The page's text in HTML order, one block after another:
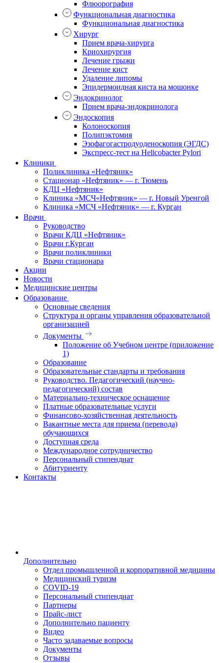
Флюорография
Функциональная диагностика
Функциональная диагностика
Хирург
Прием врача-хирурга
Криохирургия
Лечение грыжи
Лечение кист
Удаление липомы
Эпидермоидная киста на мошонке
Эндокринолог
Прием врача-эндокринолога
Эндоскопия
Колоноскопия
Полипэктомия
Эзофагогастродуоденоскопия (ЭГДС)
Экспресс-тест на Helicobacter Pylori
Клиники
Поликлиника «Нефтяник»
Стационар «Нефтяник» — г. Тюмень
КДЦ «Нефтяник»
Клиника «МСЧ«Нефтяник» — г. Новый Уренгой
Клиника «МСЧ «Нефтяник» — г. Курган
Врачи
Руководство
Врачи КДЦ «Нефтяник»
Врачи г.Курган
Врачи поликлиники
Врачи стационара
Акции
Новости
Медицинские центры
Образование
Основные сведения
Структура и органы управления образовательной
организацией
Документы
Положение об Учебном центре (приложение
1)
Образование
Образовательные стандарты и требования
Руководство. Педагогический (научно-
педагогический) состав
Материально-техническое оснащение
Платные образовательные услуги
Финансово-хозяйственная деятельность
Вакантные места для приема (перевода)
обучающихся
Доступная среда
Международное сотрудничество
Персональный стипендиат
Абитуриенту
Контакты
Дополнительно
Отдел промышленной и корпоративной медицины
Медицинский туризм
COVID-19
Персональный стипендиат
Партнеры
Прайс-лист
Дополнительно пациенту
Видео
Часто задаваемые вопросы
Документы
Отзывы